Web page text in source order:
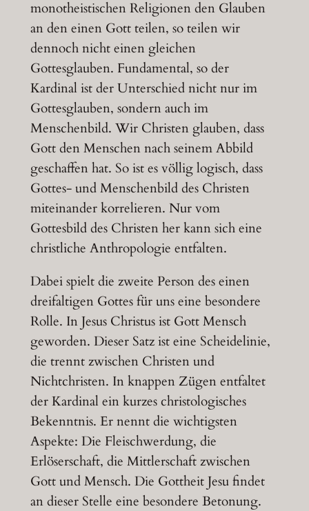
monotheistischen Religionen den Glauben
an den einen Gott teilen, so teilen wir
dennoch nicht einen gleichen
Gottesglauben. Fundamental, so der
Kardinal ist der Unterschied nicht nur im
Gottesglauben, sondern auch im
Menschenbild. Wir Christen glauben, dass
Gott den Menschen nach seinem Abbild
geschaffen hat. So ist es völlig logisch, dass
Gottes- und Menschenbild des Christen
miteinander korrelieren. Nur vom
Gottesbild des Christen her kann sich eine
christliche Anthropologie entfalten.
Dabei spielt die zweite Person des einen
dreifaltigen Gottes für uns eine besondere
Rolle. In Jesus Christus ist Gott Mensch
geworden. Dieser Satz ist eine Scheidelinie,
die trennt zwischen Christen und
Nichtchristen. In knappen Zügen entfaltet
der Kardinal ein kurzes christologisches
Bekenntnis. Er nennt die wichtigsten
Aspekte: Die Fleischwerdung, die
Erlöserschaft, die Mittlerschaft zwischen
Gott und Mensch. Die Gottheit Jesu findet
an dieser Stelle eine besondere Betonung.